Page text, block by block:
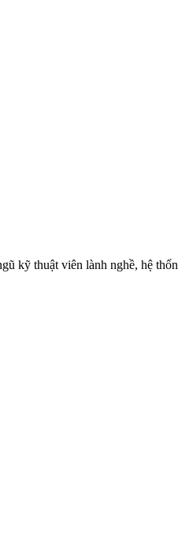
kỹ thuật viên lành nghề, hệ